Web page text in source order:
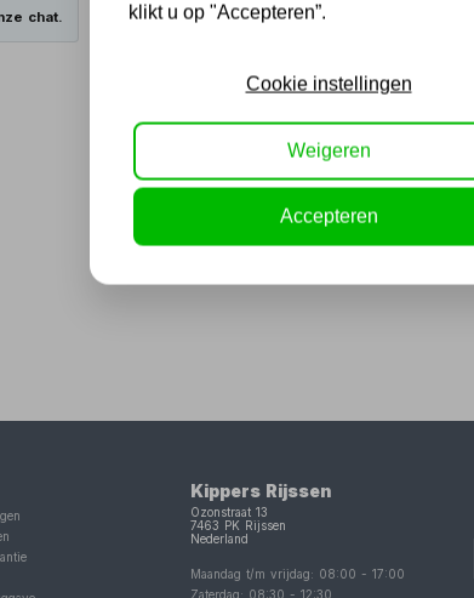
chat.
Kippers Rijssen
Ozonstraat 13
7463 PK
Rijssen
Nederland
Maandag t/m vrijdag: 08:00 -17:00
Zaterdag: 08:30 -12:30
klikt u op "Accepteren”.
Cookie instellingen
Weigeren
Accepteren